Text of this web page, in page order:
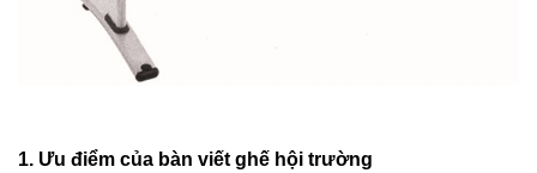
1. Ưu điểm của bàn viết ghế hội trường